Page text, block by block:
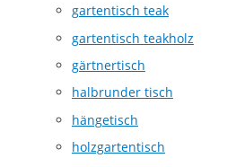
gartentisch teak
gartentisch teakholz
gärtnertisch
halbrunder tisch
hängetisch
holzgartentisch